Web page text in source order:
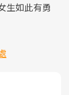
生如此有勇